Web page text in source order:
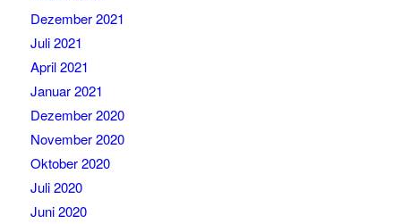
Dezember 2021
Juli 2021
April 2021
Januar 2021
Dezember 2020
November 2020
Oktober 2020
Juli 2020
Juni 2020